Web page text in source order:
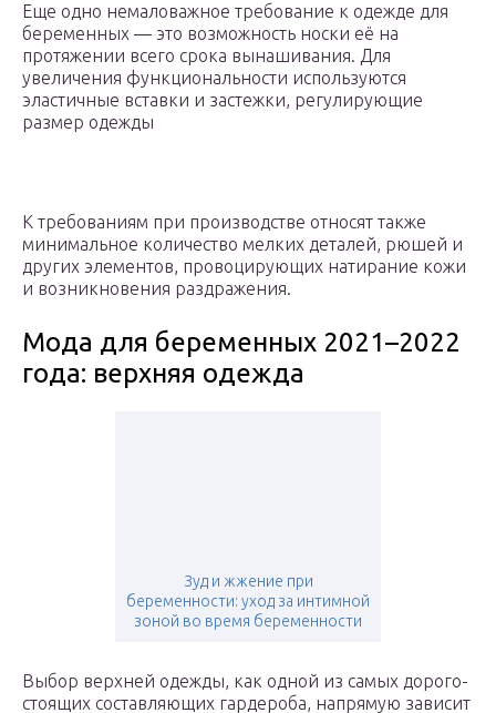
Еще одно немаловажное требование к одежде для
беременных — это возможность носки её на
протяжении всего срока вынашивания. Для
увеличения функциональности используются
эластичные вставки и застежки, регулирующие
размер одежды
К требованиям при производстве относят также
минимальное количество мелких деталей, рюшей и
других элементов, провоцирующих натирание кожи
и возникновения раздражения.
Мода для беременных 2021–2022
года: верхняя одежда
Зуд и жжение при
беременности: уход за интимной
зоной во время беременности
Выбор верх­ней одеж­ды, как одной из самых доро­го­
сто­я­щих состав­ля­ю­щих гар­де­роба, напря­мую зави­сит